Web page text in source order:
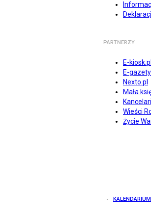
PARTNERZY
E-kiosk.pl
E-
Nexto.pl
Mała
Wieści
Życie
KALENDARIUM